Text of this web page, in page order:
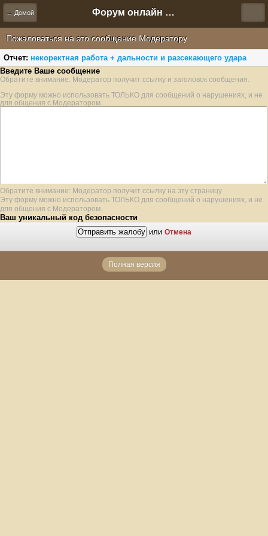
← Домой Форум онлайн игры "Новая Эра" (Нюра Биз)
Пожаловаться на это сообщение Модератору
Отчет: некоректная работа + дальности и разсекающего удара
Введите Ваше сообщение
Обратите внимание: Модератор получит ссылку и заголовок сообщения.
Эту форму можно использовать ТОЛЬКО для сообщений о нарушениях, и не
для общения с Модератором.
Обратите внимание: Модератор получит ссылку на эту страницу
Эту форму можно использовать ТОЛЬКО для сообщений о нарушениях, и не
для общения с Модератором.
Ваш уникальный код безопасности
или Отмена
Полная версия